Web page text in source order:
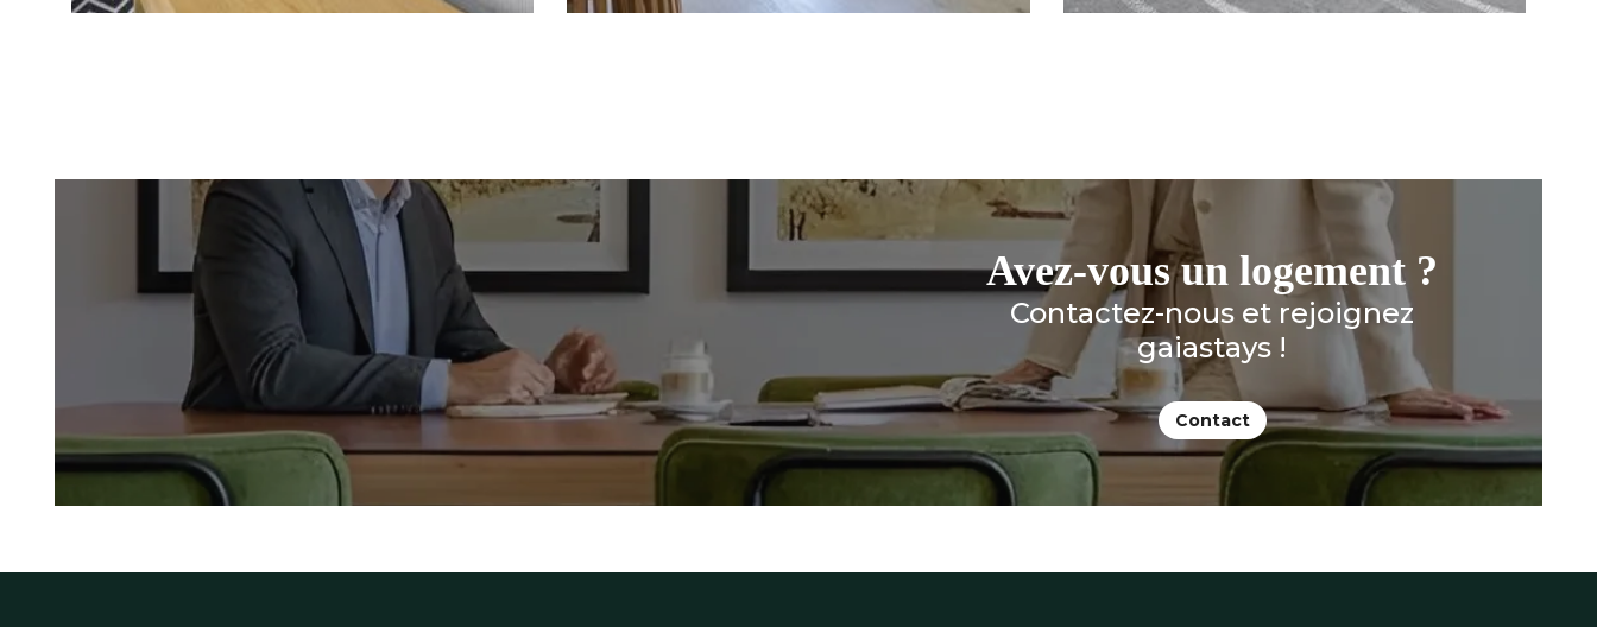
Avez-vous un logement ?
Contactez-nous et rejoignez
gaiastays !
Contact